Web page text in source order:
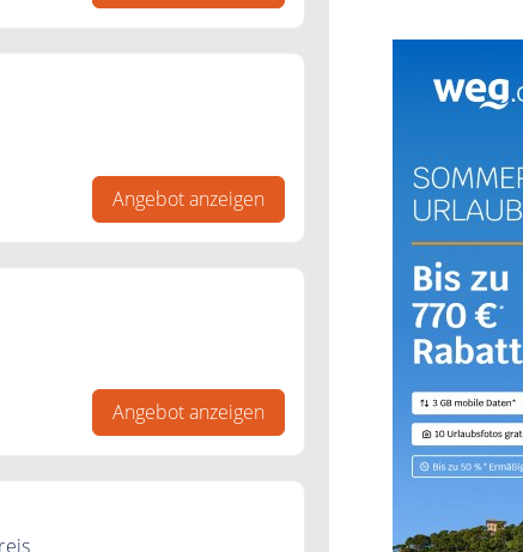
Angebot anzeigen
Angebot anzeigen